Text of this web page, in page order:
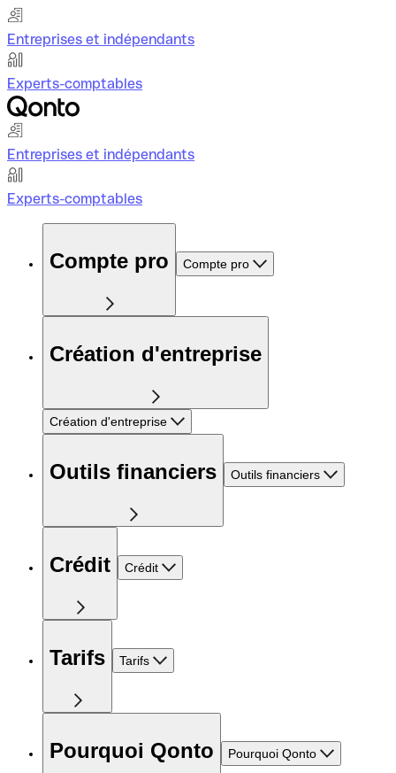
Entreprises et indépendants
Experts-comptables
Entreprises et indépendants
Experts-comptables
Compte pro Compte pro
Création d'entreprise
Création d'entreprise
Outils financiers Outils financiers
Crédit Crédit
Tarifs Tarifs
Pourquoi Qonto Pourquoi Qonto